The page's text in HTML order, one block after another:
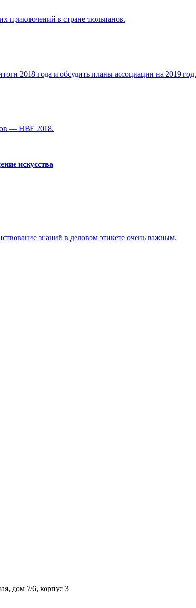
приключений в стране тюльпанов.
2018 года и обсудить планы ассоциации на 2019 год.
— HBF 2018.
искусства
знаний в деловом этикете очень важным.
дом 7/6, корпус 3